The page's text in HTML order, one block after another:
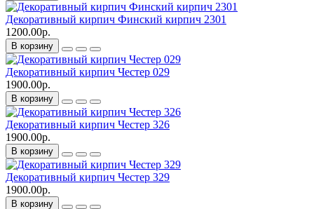
Декоративный кирпич Финский кирпич 2301
1200.00р.
В корзину
Декоративный кирпич Честер 029
1900.00р.
В корзину
Декоративный кирпич Честер 326
1900.00р.
В корзину
Декоративный кирпич Честер 329
1900.00р.
В корзину